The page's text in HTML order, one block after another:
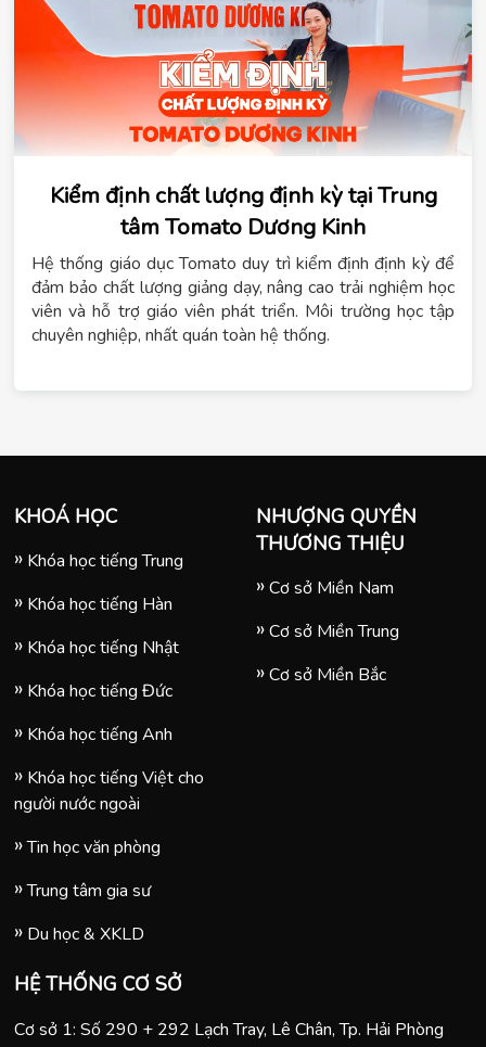
Kiểm định chất lượng định kỳ tại Trung
tâm Tomato Dương Kinh
Hệ thống giáo dục Tomato duy trì kiểm định định kỳ để
đảm bảo chất lượng giảng dạy, nâng cao trải nghiệm học
viên và hỗ trợ giáo viên phát triển. Môi trường học tập
chuyên nghiệp, nhất quán toàn hệ thống.
KHOÁ HỌC
Khóa học tiếng Trung
Khóa học tiếng Hàn
Khóa học tiếng Nhật
Khóa học tiếng Đức
Khóa học tiếng Anh
Khóa học tiếng Việt cho
người nước ngoài
Tin học văn phòng
Trung tâm gia sư
Du học & XKLD
NHƯỢNG QUYỀN
THƯƠNG THIỆU
Cơ sở Miền Nam
Cơ sở Miền Trung
Cơ sở Miền Bắc
HỆ THỐNG CƠ SỞ
Cơ sở 1: Số 290 + 292 Lạch Tray, Lê Chân, Tp. Hải Phòng